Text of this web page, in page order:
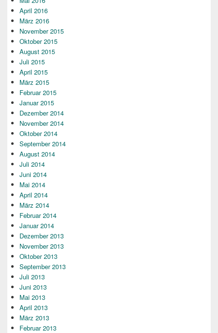
April 2016
März 2016
November 2015
Oktober 2015
August 2015
Juli 2015
April 2015
März 2015
Februar 2015
Januar 2015
Dezember 2014
November 2014
Oktober 2014
September 2014
August 2014
Juli 2014
Juni 2014
Mai 2014
April 2014
März 2014
Februar 2014
Januar 2014
Dezember 2013
November 2013
Oktober 2013
September 2013
Juli 2013
Juni 2013
Mai 2013
April 2013
März 2013
Februar 2013